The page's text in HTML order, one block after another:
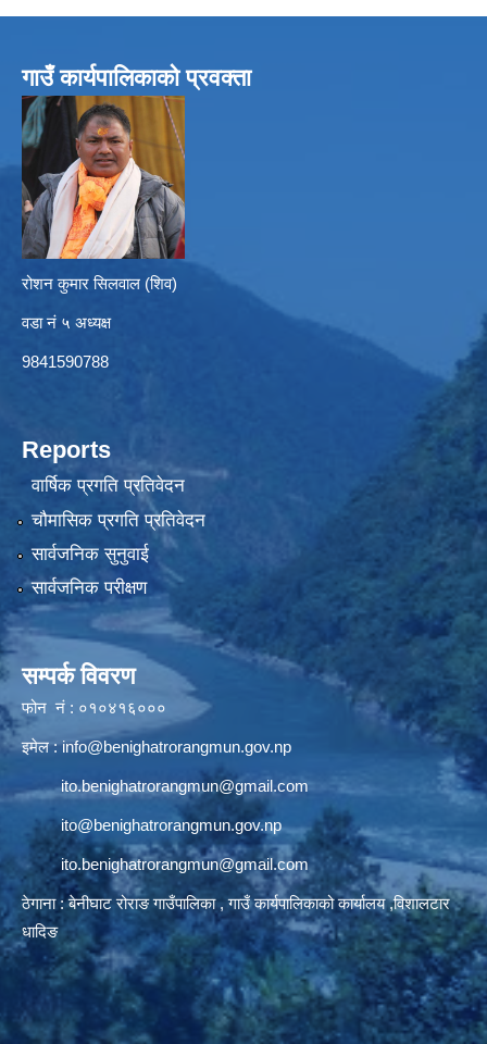
गाउँ कार्यपालिकाको प्रवक्ता
रोशन कुमार सिलवाल (शिव)
वडा नं ५ अध्यक्ष
9841590788
Reports
वार्षिक प्रगति प्रतिवेदन
चौमासिक प्रगति प्रतिवेदन
सार्वजनिक सुनुवाई
सार्वजनिक परीक्षण
सम्पर्क विवरण
फोन नं : ०१०४१६०००
इमेल :info@benighatrorangmun.gov.np
ito.benighatrorangmun@gmail.com
ito@benighatrorangmun.gov.np
ito.benighatrorangmun@gmail.com
ठेगाना : बेनीघाट रोराङ गाउँपालिका , गाउँ कार्यपालिकाको कार्यालय ,विशालटार
धादिङ